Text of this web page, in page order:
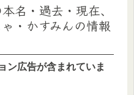
名・過去・現在、
・かすみんの情報
ン広告が含まれていま